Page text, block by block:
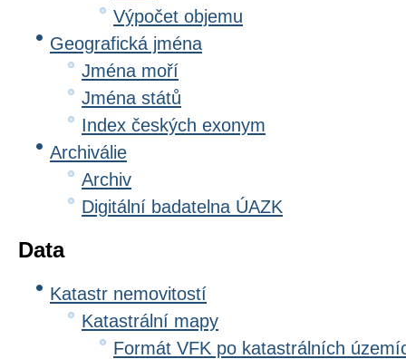
Výpočet objemu
Geografická jména
Jména moří
Jména států
Index českých exonym
Archiválie
Archiv
Digitální badatelna ÚAZK
Data
Katastr nemovitostí
Katastrální mapy
Formát VFK po katastrálních